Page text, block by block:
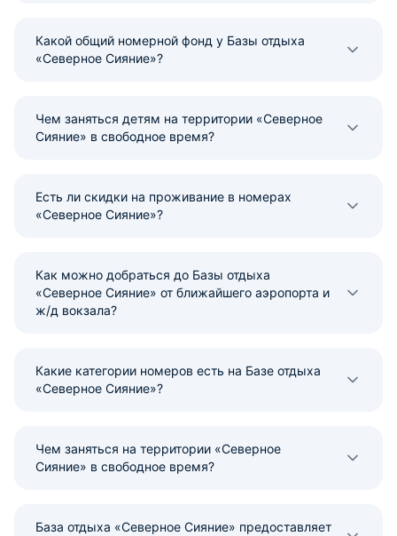
Какой общий номерной фонд у Базы отдыха
«Северное Сияние»?
Чем заняться детям на территории «Северное
Сияние» в свободное время?
Есть ли скидки на проживание в номерах
«Северное Сияние»?
Как можно добраться до Базы отдыха
«Северное Сияние» от ближайшего аэропорта и
ж/д вокзала?
Какие категории номеров есть на Базе отдыха
«Северное Сияние»?
Чем заняться на территории «Северное
Сияние» в свободное время?
База отдыха «Северное Сияние» предоставляет